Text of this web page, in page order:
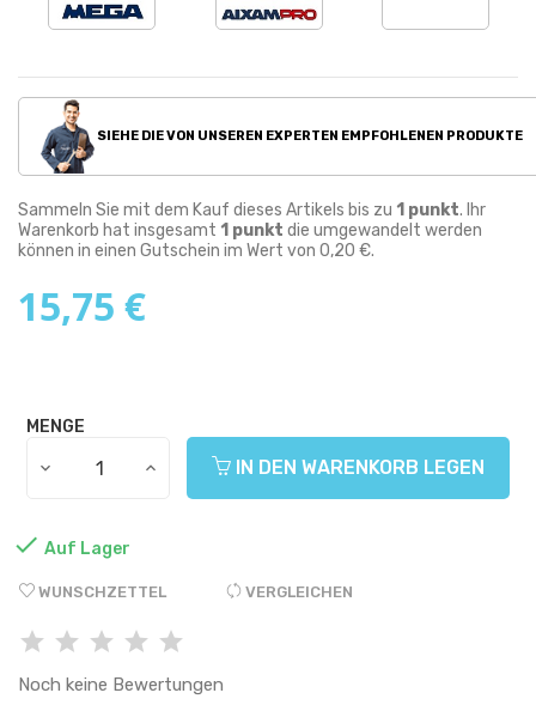
SIEHE DIE VON UNSEREN EXPERTEN EMPFOHLENEN PRODUKTE
Sammeln Sie mit dem Kauf dieses Artikels bis zu 1 punkt. Ihr
Warenkorb hat insgesamt 1 punkt die umgewandelt werden
können in einen Gutschein im Wert von 0,20 €.
15,75 €
MENGE
IN DEN WARENKORB LEGEN
 Auf Lager
WUNSCHZETTEL VERGLEICHEN
Noch keine Bewertungen